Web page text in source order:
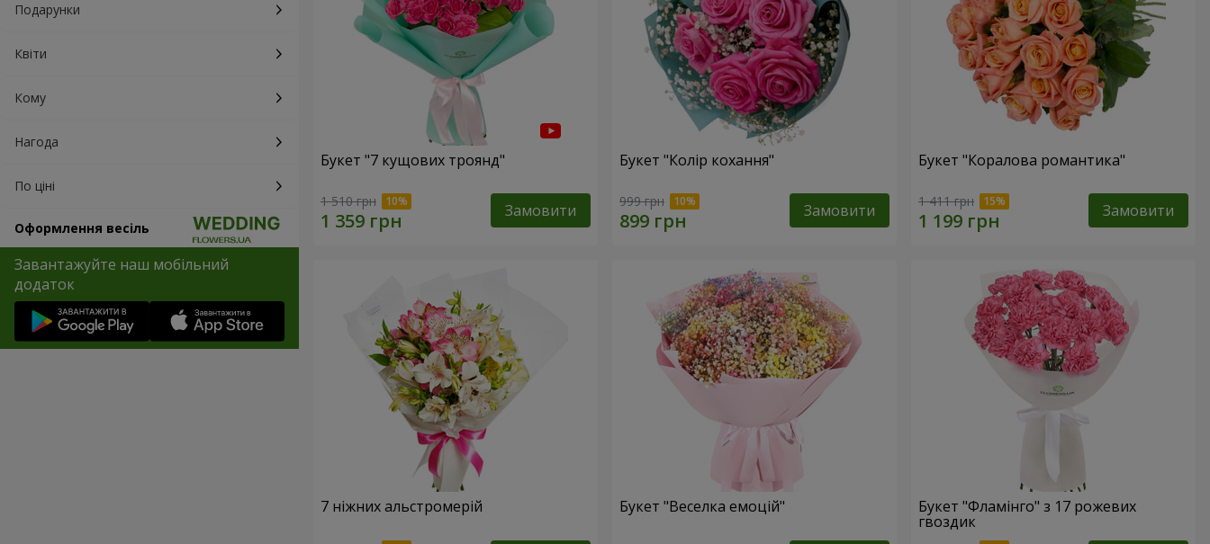
Подарунки
Квіти
Кому
Нагода
По ціні
Оформлення весіль
Завантажуйте наш мобільний
додаток
Букет "7 кущових троянд"
1 510 грн Замовити
Букет "Колір кохання"
999 грн Замовити
Букет "Коралова романтика"
1 411 грн Замовити
7 ніжних альстромерій Букет "Веселка емоцій" Букет "Фламінго" з 17 рожевих
гвоздик